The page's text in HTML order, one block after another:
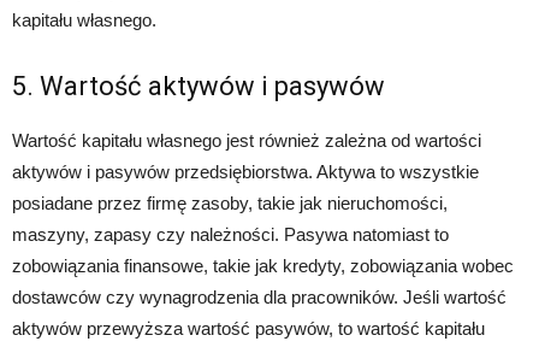
kapitału własnego.
5. Wartość aktywów i pasywów
Wartość kapitału własnego jest również zależna od wartości
aktywów i pasywów przedsiębiorstwa. Aktywa to wszystkie
posiadane przez firmę zasoby, takie jak nieruchomości,
maszyny, zapasy czy należności. Pasywa natomiast to
zobowiązania finansowe, takie jak kredyty, zobowiązania wobec
dostawców czy wynagrodzenia dla pracowników. Jeśli wartość
aktywów przewyższa wartość pasywów, to wartość kapitału